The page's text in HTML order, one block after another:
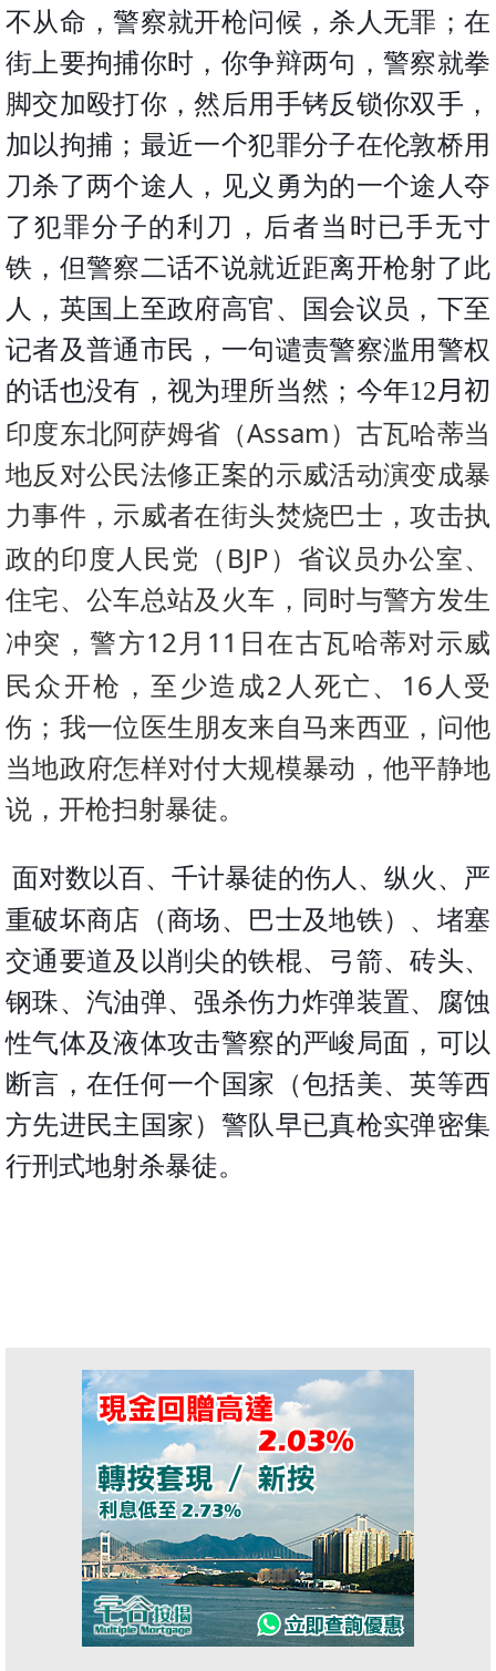
不从命，警察就开枪问候，杀人无罪；在
街上要拘捕你时，你争辩两句，警察就拳
脚交加殴打你，然后用手铐反锁你双手，
加以拘捕；最近一个犯罪分子在伦敦桥用
刀杀了两个途人，见义勇为的一个途人夺
了犯罪分子的利刀，后者当时已手无寸
铁，但警察二话不说就近距离开枪射了此
人，英国上至政府高官、国会议员，下至
记者及普通市民，一句谴责警察滥用警权
的话也没有，视为理所当然；今年12月初
印度东北阿萨姆省（Assam ）古瓦哈蒂当
地反对公民法修正案的示威活动演变成暴
力事件，示威者在街头焚烧巴士，攻击执
政的印度人民党（ BJP ）省议员办公室、
住宅、公车总站及火车，同时与警方发生
冲突，警方12 月 11 日在古瓦哈蒂对示威
民众开枪，至少造成2 人死亡、 16 人受
伤；我一位医生朋友来自马来西亚，问他
当地政府怎样对付大规模暴动，他平静地
说，开枪扫射暴徒。
面对数以百、千计暴徒的伤人、纵火、严
重破坏商店（商场、巴士及地铁）、堵塞
交通要道及以削尖的铁棍、弓箭、砖头、
钢珠、汽油弹、强杀伤力炸弹装置、腐蚀
性气体及液体攻击警察的严峻局面，可以
断言，在任何一个国家（包括美、英等西
方先进民主国家）警队早已真枪实弹密集
行刑式地射杀暴徒。